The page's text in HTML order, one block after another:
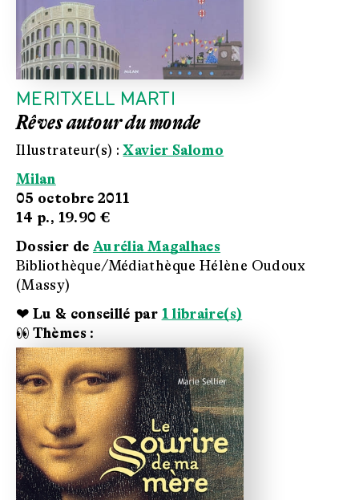
MERITXELL MARTI
Rêves autour du monde
Illustrateur(s) :Xavier Salomo
Milan
05 octobre 2011
14 p., 19.90 €
Dossier de Aurélia Magalhaes
Bibliothèque/Médiathèque Hélène Oudoux
(Massy)
❤ Lu & conseillé par 1 libraire(s)
👀 Thèmes :